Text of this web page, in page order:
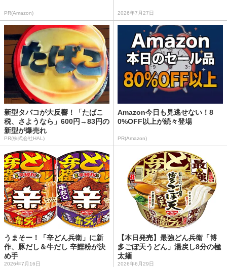
PR(Amazon) 2026年7月27日
新型タバコが大反響！「たばこ
税、さようなら」600円→83円の
新型が爆売れ
PR(株式会社HAL)
Amazon今日も見逃せない！8
0%OFF以上が続々登場
PR(Amazon)
うまそー！「辛どん兵衛」に新
作、豚だし＆牛だし 辛鰹粉が決
め手
2026年7月16日
【本日発売】最強どん兵衛「博
多ごぼ天うどん」湯戻し8分の極
太麺
2026年6月29日